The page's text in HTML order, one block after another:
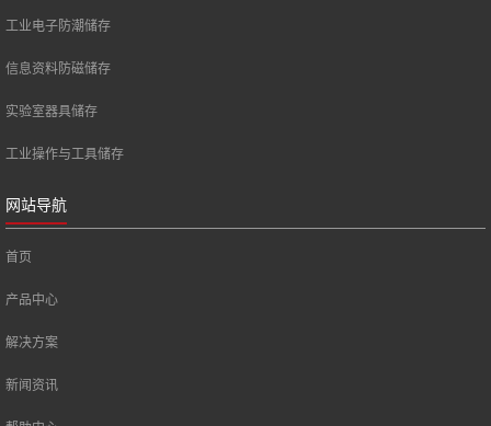
工业电子防潮储存
信息资料防磁储存
实验室器具储存
工业操作与工具储存
网站导航
首页
产品中心
解决方案
新闻资讯